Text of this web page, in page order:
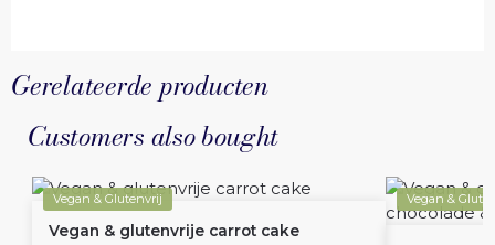
Gerelateerde producten
Customers also bought
Vegan & Glutenvrij
Vegan & glutenvrije carrot cake
Vegan &